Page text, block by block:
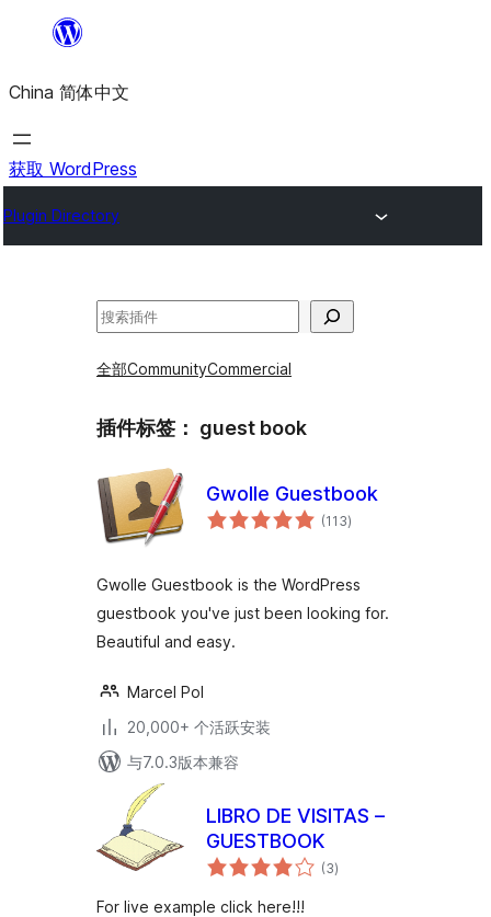
内
容
China 简体中文
获取 WordPress
Plugin Directory
搜
全部CommunityCommercial
插件标签： guest book
Gwolle Guestbook
(113总
评)
Gwolle Guestbook is the WordPress
guestbook you've just been looking for.
Beautiful and easy.
Marcel Pol
20,000+ 个活跃安装
与7.0.3版本兼容
LIBRO DE VISITAS –
GUESTBOOK
(3总
评)
For live example click here!!!